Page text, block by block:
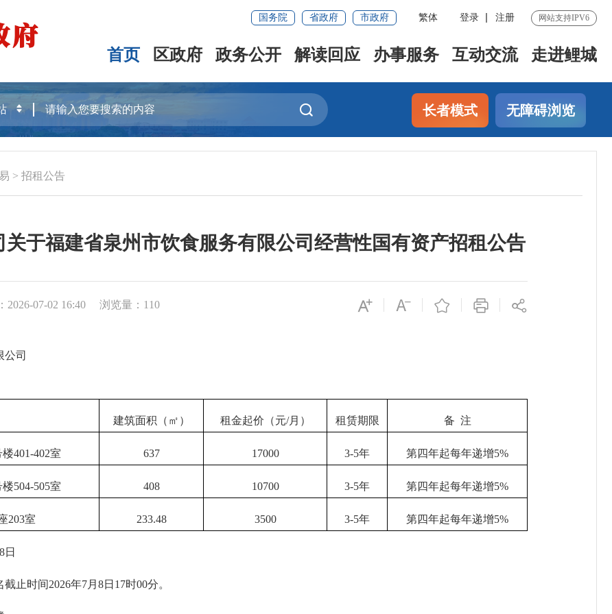
国务院 省政府 市政府 繁体 登录 注册 网站支持IPV6
首页 区政府 政务公开 解读回应 办事服务 互动交流 走进鲤城
长者模式 无障碍浏览
> 招租公告
于福建省泉州市饮食服务有限公司经营性国有资产招租公告
2026-07-02 16:40 浏览量： 110
司
建筑面积（㎡） 租金起价（元/月） 租赁期限 备 注
401-402室 637 17000 3-5年 第四年起每年递增5%
504-505室 408 10700 3-5年 第四年起每年递增5%
203室 233.48 3500 3-5年 第四年起每年递增5%
时间2026年7月8日17时00分。